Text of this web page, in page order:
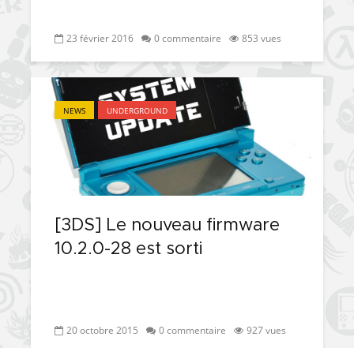
23 février 2016 0 commentaire 853 vues
NEWS UNDERGROUND
[3DS] Le nouveau firmware
10.2.0-28 est sorti
20 octobre 2015 0 commentaire 927 vues